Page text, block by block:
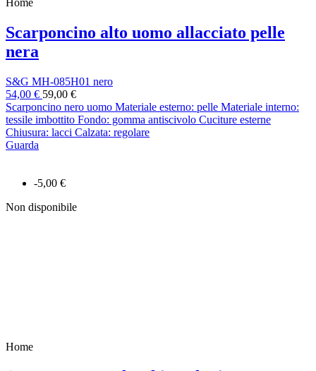
-5,00 €
Non disponibile
Home
Scarponcino alto uomo allacciato pelle
nera
S&G MH-085H01 nero
54,00 € 59,00 €
Scarponcino nero uomo Materiale esterno: pelle Materiale interno:
tessile imbottito Fondo: gomma antiscivolo Cuciture esterne
Chiusura: lacci Calzata: regolare
Guarda
Home